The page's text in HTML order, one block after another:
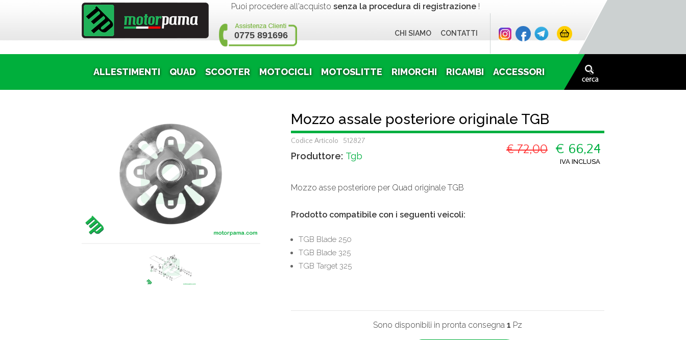
Puoi procedere all'acquisto senza la procedura di registrazione !
0775 891696 CHI SIAMO CONTATTI
ALLESTIMENTI QUAD SCOOTER MOTOCICLI MOTOSLITTE RIMORCHI RICAMBI ACCESSORI
Mozzo assale posteriore originale TGB
Codice Articolo 512827
€ 72,00 € 66,24
IVA INCLUSA
Produttore: Tgb
Mozzo asse posteriore per Quad originale TGB
Prodotto compatibile con i seguenti veicoli:
TGB Blade 250
TGB Blade 325
TGB Target 325
Sono disponibili in pronta consegna 1 Pz